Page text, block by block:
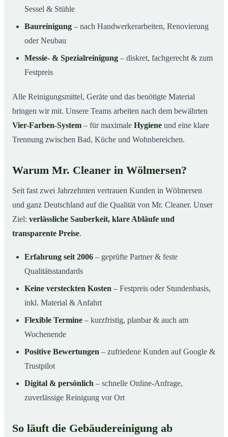
Sessel & Stühle
Baureinigung – nach Handwerkerarbeiten, Renovierung
oder Neubau
Messie- & Spezialreinigung – diskret, fachgerecht & zum
Festpreis
Alle Reinigungsmittel, Geräte und das benötigte Material
bringen wir mit. Unsere Teams arbeiten nach dem bewährten
Vier-Farben-System – für maximale Hygiene und eine klare
Trennung zwischen Bad, Küche und Wohnbereichen.
Warum Mr. Cleaner in Wölmersen?
Seit fast zwei Jahrzehnten vertrauen Kunden in Wölmersen
und ganz Deutschland auf die Qualität von Mr. Cleaner. Unser
Ziel: verlässliche Sauberkeit, klare Abläufe und
transparente Preise.
Erfahrung seit 2006 – geprüfte Partner & feste
Qualitätsstandards
Keine versteckten Kosten – Festpreis oder Stundenbasis,
inkl. Material & Anfahrt
Flexible Termine – kurzfristig, planbar & auch am
Wochenende
Positive Bewertungen – zufriedene Kunden auf Google &
Trustpilot
Digital & persönlich – schnelle Online-Anfrage,
zuverlässige Reinigung vor Ort
So läuft die Gebäudereinigung ab